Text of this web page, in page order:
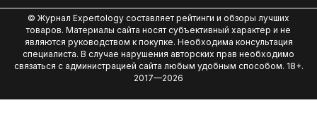
© Журнал Expertology составляет рейтинги и обзоры лучших
товаров. Материалы сайта носят субъективный характер и не
являются руководством к покупке. Необходима консультация
специалиста. В случае нарушения авторских прав необходимо
связаться с администрацией сайта любым удобным способом. 18+.
2017—2026